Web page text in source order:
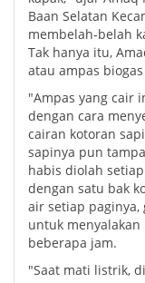
Baan Selatan
membelah-belah
Tak hanya itu,
atau ampas
"Ampas yang cair
dengan cara
cairan kotoran
sapinya pun
habis diolah
dengan satu bak
air setiap paginya,
untuk
beberapa jam.
"Saat mati listrik,